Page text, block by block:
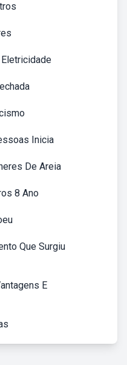
Inicia
De Areia
8 Ano
Que Surgiu
E